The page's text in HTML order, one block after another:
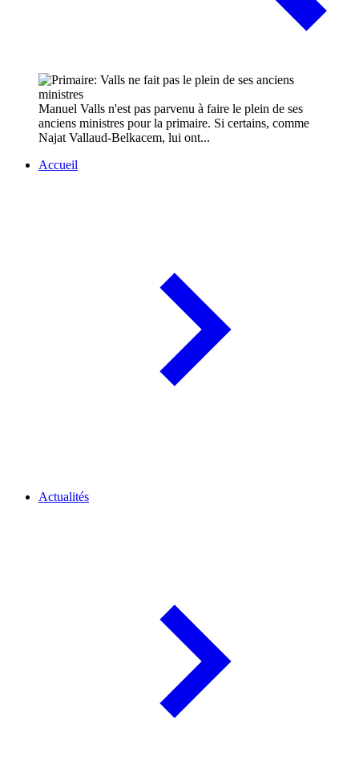
Manuel Valls n'est pas parvenu à faire le plein de ses
anciens ministres pour la primaire. Si certains, comme
Najat Vallaud-Belkacem, lui ont...
Accueil
Actualités